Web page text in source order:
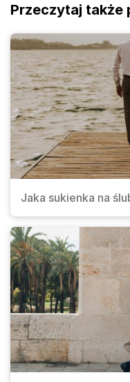
Przeczytaj także
Jaka sukienka na